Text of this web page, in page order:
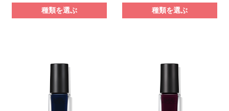
種類を選ぶ 種類を選ぶ